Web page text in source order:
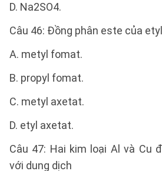
D. Na2SO4.
Câu 46: Đồng phân este của
A. metyl fomat.
B. propyl fomat.
C. metyl axetat.
D. etyl axetat.
Câu 47: Hai kim loại Al và Cu
với dung dịch